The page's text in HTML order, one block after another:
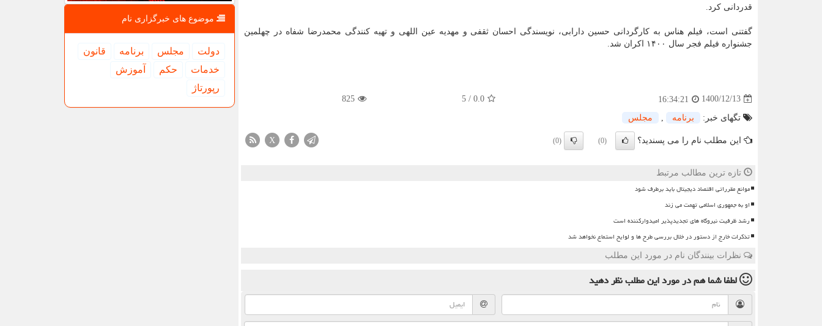
قدردانی کرد.
گفتنی است، فیلم هناس به کارگردانی حسین دارابی، نویسندگی احسان ثقفی و مهدیه عین اللهی و تهیه کنندگی محمدرضا شفاه در چهلمین
جشنواره فیلم فجر سال ۱۴۰۰ اکران شد.
1400/12/13
16:34:21
0.0
/
5
825
تگهای خبر: برنامه مجلس
این مطلب نام را می پسندید؟ (0)
(0)
X
تازه ترین مطالب مرتبط
موانع مقرراتی اقتصاد دیجیتال باید برطرف شود
او به جمهوری اسلامی تهمت می زند
رشد ظرفیت نیروگاه های تجدیدپذیر امیدوارکننده است
تذکرات خارج از دستور در خلال بررسی طرح ها و لوایح استماع نخواهد شد
نظرات بینندگان نام در مورد این مطلب
لطفا شما همدر مورد این مطلبنظر دهید
موضوع های خبرگزاری نام
دولت مجلس برنامه
قانون
خدمات
حكم
آموزش
رپورتاژ